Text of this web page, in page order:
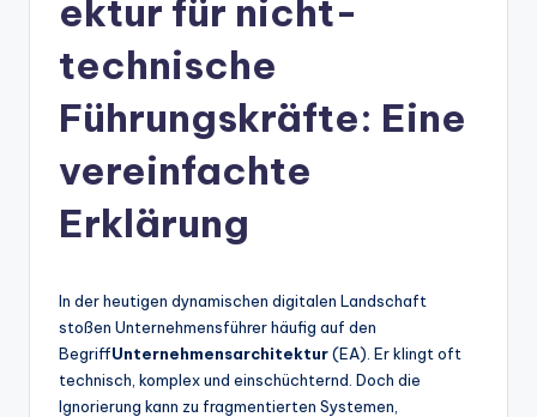
m
A
si
ektur für nicht-
technische
Führungskräfte: Eine
vereinfachte
Erklärung
In der heutigen dynamischen digitalen Landschaft
stoßen Unternehmensführer häufig auf den
BegriffUnternehmensarchitektur(EA). Er klingt oft
technisch, komplex und einschüchternd. Doch die
Ignorierung kann zu fragmentierten Systemen,